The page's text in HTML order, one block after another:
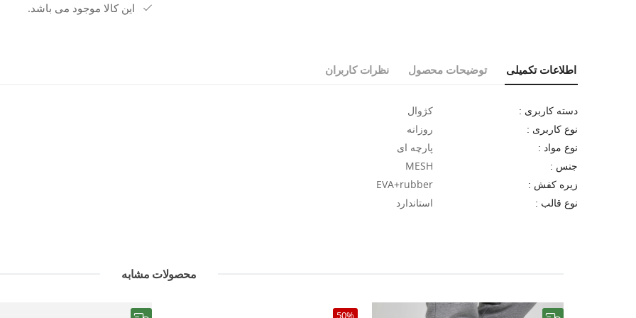
مزایا: گردش هوای بهتر داخل
این کالا موجود می باشد.
اطلاعات تکمیلی توضیحات محصول نظرات کاربران
دسته کاربری : کژوال
نوع کاربری : روزانه
نوع مواد : پارچه ای
جنس : MESH
زیره کفش : EVA+rubber
نوع قالب : استاندارد
محصولات مشابه
50%